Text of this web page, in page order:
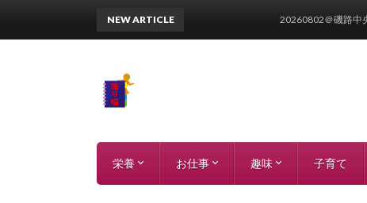
栄養 お仕事 趣味 子育て
NEW ARTICLE 20260802＠磯路中央公園